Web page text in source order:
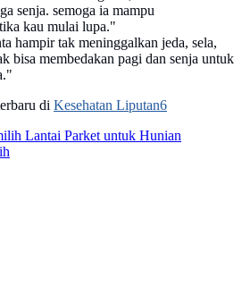
senja. semoga ia mampu
kau mulai lupa."
hampir tak meninggalkan jeda, sela,
bisa membedakan pagi dan senja untuk
di Kesehatan Liputan6
Lantai Parket untuk Hunian